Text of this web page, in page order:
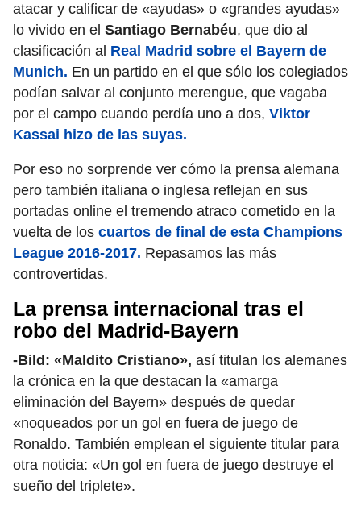
atacar y calificar de «ayudas» o «grandes ayudas»
lo vivido en el Santiago Bernabéu, que dio al
clasificación al Real Madrid sobre el Bayern de
Munich. En un partido en el que sólo los colegiados
podían salvar al conjunto merengue, que vagaba
por el campo cuando perdía uno a dos, Viktor
Kassai hizo de las suyas.
Por eso no sorprende ver cómo la prensa alemana
pero también italiana o inglesa reflejan en sus
portadas online el tremendo atraco cometido en la
vuelta de los cuartos de final de esta Champions
League 2016-2017. Repasamos las más
controvertidas.
La prensa internacional tras el
robo del Madrid-Bayern
-Bild: «Maldito Cristiano», así titulan los alemanes
la crónica en la que destacan la «amarga
eliminación del Bayern» después de quedar
«noqueados por un gol en fuera de juego de
Ronaldo. También emplean el siguiente titular para
otra noticia: «Un gol en fuera de juego destruye el
sueño del triplete».